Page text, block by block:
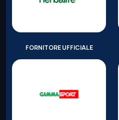
FORNITORE UFFICIALE